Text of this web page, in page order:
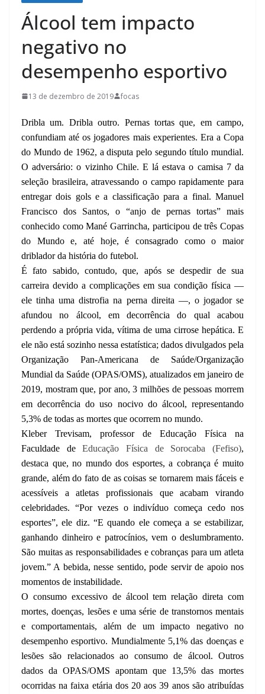
Álcool tem impacto
negativo no
desempenho esportivo
13 de dezembro de 2019 focas
Dribla um. Dribla outro. Pernas tortas que, em campo,
confundiam até os jogadores mais experientes. Era a Copa
do Mundo de 1962, a disputa pelo segundo título mundial.
O adversário: o vizinho Chile. E lá estava o camisa 7 da
seleção brasileira, atravessando o campo rapidamente para
entregar dois gols e a classificação para a final. Manuel
Francisco dos Santos, o “anjo de pernas tortas” mais
conhecido como Mané Garrincha, participou de três Copas
do Mundo e, até hoje, é consagrado como o maior
driblador da história do futebol.
É fato sabido, contudo, que, após se despedir de sua
carreira devido a complicações em sua condição física —
ele tinha uma distrofia na perna direita —, o jogador se
afundou no álcool, em decorrência do qual acabou
perdendo a própria vida, vítima de uma cirrose hepática. E
ele não está sozinho nessa estatística; dados divulgados pela
Organização Pan-Americana de Saúde/Organização
Mundial da Saúde (OPAS/OMS), atualizados em janeiro de
2019, mostram que, por ano, 3 milhões de pessoas morrem
em decorrência do uso nocivo do álcool, representando
5,3% de todas as mortes que ocorrem no mundo.
Kleber Trevisam, professor de Educação Física na
Faculdade deEducação Física de Sorocaba (Fefiso),
destaca que, no mundo dos esportes, a cobrança é muito
grande, além do fato de as coisas se tornarem mais fáceis e
acessíveis a atletas profissionais que acabam virando
celebridades. “Por vezes o indivíduo começa cedo nos
esportes”, ele diz. “E quando ele começa a se estabilizar,
ganhando dinheiro e patrocínios, vem o deslumbramento.
São muitas as responsabilidades e cobranças para um atleta
jovem.” A bebida, nesse sentido, pode servir de apoio nos
momentos de instabilidade.
O consumo excessivo de álcool tem relação direta com
mortes, doenças, lesões e uma série de transtornos mentais
e comportamentais, além de um impacto negativo no
desempenho esportivo. Mundialmente 5,1% das doenças e
lesões são relacionados ao consumo de álcool. Outros
dados da OPAS/OMS apontam que 13,5% das mortes
ocorridas na faixa etária dos 20 aos 39 anos são atribuídas